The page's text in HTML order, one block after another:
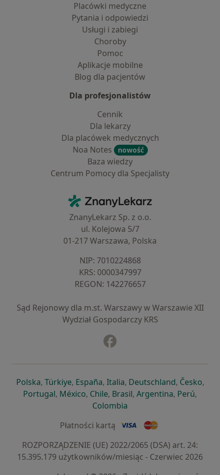
Placówki medyczne
Pytania i odpowiedzi
Usługi i zabiegi
Choroby
Pomoc
Aplikacje mobilne
Blog dla pacjentów
Dla profesjonalistów
Cennik
Dla lekarzy
Dla placówek medycznych
Noa Notes
nowość
Baza wiedzy
Centrum Pomocy dla Specjalisty
ZnanyLekarz - Strona główna
ZnanyLekarz Sp. z o.o.
ul. Kolejowa 5/7
01-217 Warszawa, Polska
NIP: ⁠7010224868
KRS: ⁠0000347997
REGON: ⁠142276657
Sąd Rejonowy dla m.st. Warszawy w Warszawie XII
Wydział Gospodarczy KRS
Polskaotwiera się w nowej karcie
, Türkiyeotwiera się w nowej karcie
, Españaotwiera się w nowej karcie
, Italiaotwiera się w nowej
, Deutschlandotwiera się
, Česko,
Portugalotwiera się w nowej karcie
, Méxicootwiera się w nowej karcie
, Chileotwiera się w nowej karcie
, Brasilotwiera się w nowej
, Argentinaotwiera się
, Perú,
Colombia
Płatności kartą
ROZPORZĄDZENIE (UE) 2022/2065 (DSA) art. 24:
15.395.179 użytkowników/miesiąc - Czerwiec 2026